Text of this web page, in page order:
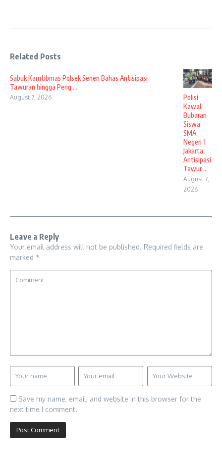
Related Posts
Sabuk Kamtibmas Polsek Senen Bahas Antisipasi
Tawuran hingga Peng ...
August 7, 2026
Polisi
Kawal
Bubaran
Siswa
SMA
Negeri 1
Jakarta,
Antisipasi
Tawur ...
August 7,
2026
Leave a Reply
Your email address will not be published. Required fields are
marked *
Save my name, email, and website in this browser for the
next time I comment.